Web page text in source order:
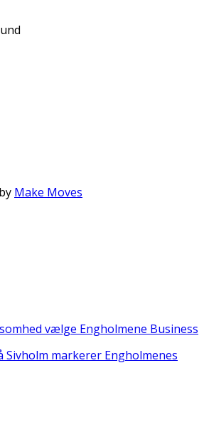
Make Moves
vælge Engholmene Business
Sivholm markerer Engholmenes